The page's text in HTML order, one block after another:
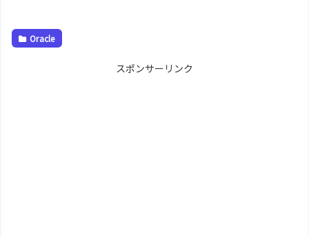
Oracle
スポンサーリンク